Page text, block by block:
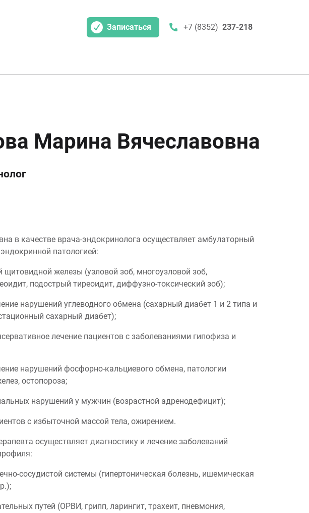
Записаться +7 (8352) 237-218
Марина Вячеславовна
в качестве врача-эндокринолога осуществляет амбулаторный
патологией:
щитовидной железы (узловой зоб, многоузловой зоб,
подострый тиреоидит, диффузно-токсический зоб);
нарушений углеводного обмена (сахарный диабет 1 и 2 типа и
сахарный диабет);
лечение пациентов с заболеваниями гипофиза и
нарушений фосфорно-кальциевого обмена, патологии
остопороза;
нарушений у мужчин (возрастной адренодефицит);
с избыточной массой тела, ожирением.
осуществляет диагностику и лечение заболеваний
сосудистой системы (гипертоническая болезнь, ишемическая
путей (ОРВИ, грипп, ларингит, трахеит, пневмония,